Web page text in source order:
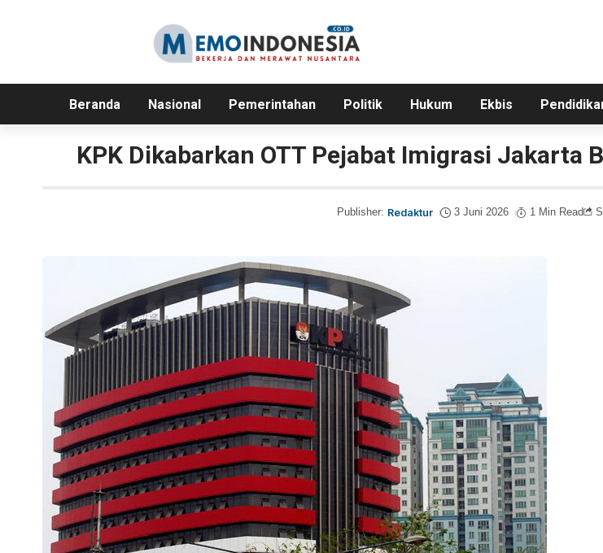
Beranda Nasional Pemerintahan Politik Hukum Ekbis
KPK Dikabarkan OTT Pejabat Imigrasi Jakarta
Publisher: Redaktur 3 Juni 2026 1 Min Read